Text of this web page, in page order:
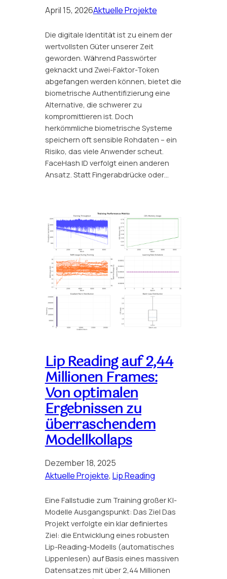
April 15, 2026Aktuelle Projekte
Die digitale Identität ist zu einem der
wertvollsten Güter unserer Zeit
geworden. Während Passwörter
geknackt und Zwei-Faktor-Token
abgefangen werden können, bietet die
biometrische Authentifizierung eine
Alternative, die schwerer zu
kompromittieren ist. Doch
herkömmliche biometrische Systeme
speichern oft sensible Rohdaten – ein
Risiko, das viele Anwender scheut.
FaceHash ID verfolgt einen anderen
Ansatz. Statt Fingerabdrücke oder…
Lip Reading auf 2,44
Millionen Frames:
Von optimalen
Ergebnissen zu
überraschendem
Modellkollaps
Dezember 18, 2025
Aktuelle Projekte, Lip Reading
Eine Fallstudie zum Training großer KI-
Modelle Ausgangspunkt: Das Ziel Das
Projekt verfolgte ein klar definiertes
Ziel: die Entwicklung eines robusten
Lip-Reading-Modells (automatisches
Lippenlesen) auf Basis eines massiven
Datensatzes mit über 2,44 Millionen